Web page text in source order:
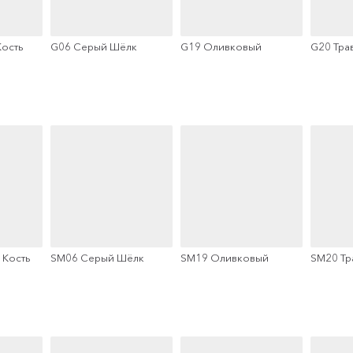
G06 Серый Шёлк G19 Оливковый G20
SM06 Серый Шёлк SM19 Оливковый SM20